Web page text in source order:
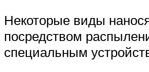
Некоторые виды
посредством
специальным